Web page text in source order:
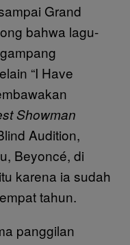
Grand
bahwa lagu-
“I Have
Showman
Audition,
Beyoncé, di
karena ia sudah
empat tahun.
panggilan